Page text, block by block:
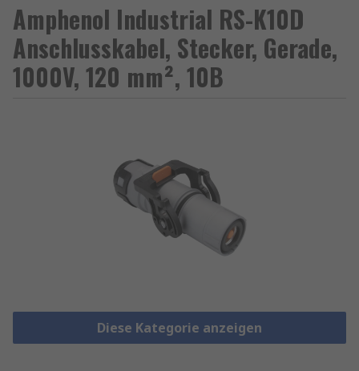
Amphenol Industrial RS-K10D
Anschlusskabel, Stecker, Gerade,
1000V, 120 mm², 10B
Diese Kategorie anzeigen